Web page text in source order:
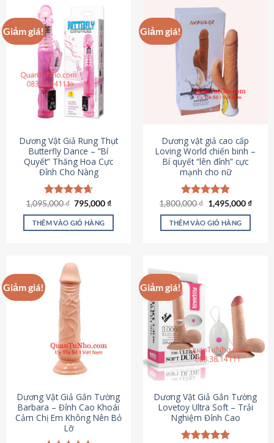
Giảm giá!
Dương Vật Giả Rung Thụt
Butterfly Dance – “Bí
Quyết” Thăng Hoa Cực
Đỉnh Cho Nàng
Được xếp
hạng4.65
5 sao
1,095,000₫ Giá
là:
1,095,000 ₫.
795,000₫Giá
tại
THÊM VÀO GIỎ HÀNG
Giảm giá!
Dương vật giả cao cấp
Loving World chiến binh –
Bí quyết “lên đỉnh” cực
mạnh cho nữ
Được xếp
hạng4.89
5 sao
1,800,000₫ Giá
gốc
là:
1,800,000 ₫.
1,495,000₫Giá
THÊM VÀO GIỎ HÀNG
Giảm giá!
Dương Vật Giả Gắn Tường
Barbara – Đỉnh Cao Khoái
Cảm Chị Em Không Nên Bỏ
Lỡ
Giảm giá!
Dương Vật Giả Gắn Tường
Lovetoy Ultra Soft – Trải
Nghiệm Đỉnh Cao